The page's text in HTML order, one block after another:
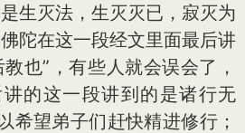
生灭法，生灭灭已，寂灭为
陀在这一段经文里面最后讲
也”，有些人就会误会了，
的这一段讲到的是诸行无
希望弟子们赶快精进修行；